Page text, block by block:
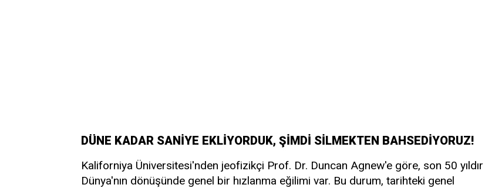
DÜNE KADAR SANİYE EKLİYORDUK, ŞİMDİ SİLMEKTEN BAHSEDİYORUZ!
Kaliforniya Üniversitesi'nden jeofizikçi Prof. Dr. Duncan Agnew'e göre, son 50 yıldır
Dünya'nın dönüşünde genel bir hızlanma eğilimi var. Bu durum, tarihteki genel